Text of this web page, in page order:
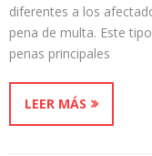
diferentes a los
pena de multa. Este
penas principales
LEER MÁS